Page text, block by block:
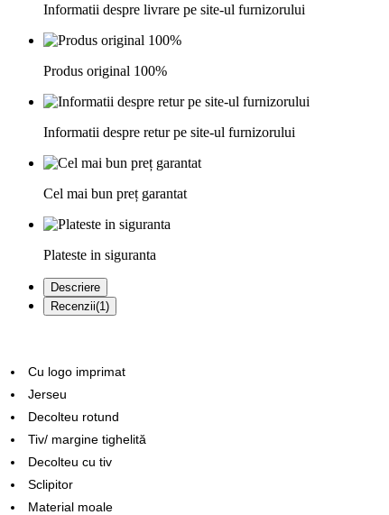
Informatii despre livrare pe site-ul furnizorului
Produs original 100%
Informatii despre retur pe site-ul furnizorului
Cel mai bun preț garantat
Plateste in siguranta
Descriere
Recenzii(1)
Cu logo imprimat
Jerseu
Decolteu rotund
Tiv/ margine tighelită
Decolteu cu tiv
Sclipitor
Material moale